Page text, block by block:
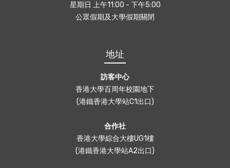
星期日 上午11:00 - 下午5:00
公眾假期及大學假期關閉
地址
訪客中心
香港大學百周年校園地下
(港鐵香港大學站C1出口)
合作社
香港大學綜合大樓UG1樓
(港鐵香港大學站A2出口)